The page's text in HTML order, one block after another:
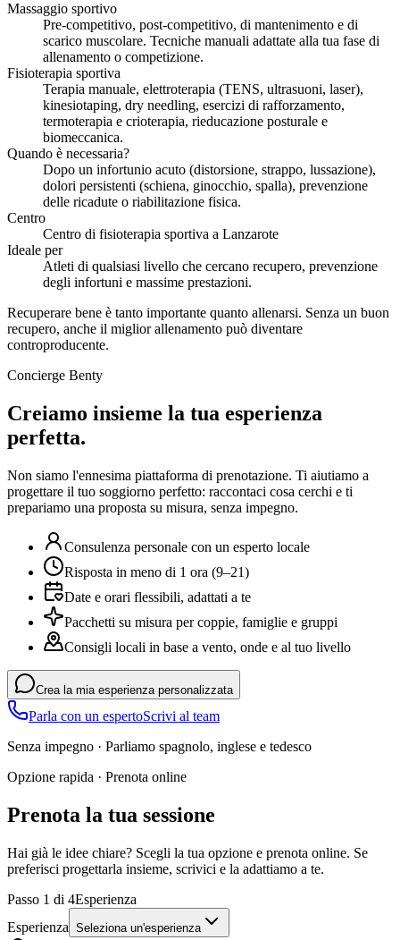
Massaggio sportivo
Pre-competitivo, post-competitivo, di mantenimento e di
scarico muscolare. Tecniche manuali adattate alla tua fase di
allenamento o competizione.
Fisioterapia sportiva
Terapia manuale, elettroterapia (TENS, ultrasuoni, laser),
kinesiotaping, dry needling, esercizi di rafforzamento,
termoterapia e crioterapia, rieducazione posturale e
biomeccanica.
Quando è necessaria?
Dopo un infortunio acuto (distorsione, strappo, lussazione),
dolori persistenti (schiena, ginocchio, spalla), prevenzione
delle ricadute o riabilitazione fisica.
Centro
Centro di fisioterapia sportiva a Lanzarote
Ideale per
Atleti di qualsiasi livello che cercano recupero, prevenzione
degli infortuni e massime prestazioni.
Recuperare bene è tanto importante quanto allenarsi. Senza un buon
recupero, anche il miglior allenamento può diventare
controproducente.
Concierge Benty
Creiamo insieme la tua esperienza
perfetta.
Non siamo l'ennesima piattaforma di prenotazione. Ti aiutiamo a
progettare il tuo soggiorno perfetto: raccontaci cosa cerchi e ti
prepariamo una proposta su misura, senza impegno.
Consulenza personale con un esperto locale
Risposta in meno di 1 ora (9–21)
Date e orari flessibili, adattati a te
Pacchetti su misura per coppie, famiglie e gruppi
Consigli locali in base a vento, onde e al tuo livello
Crea la mia esperienza personalizzata
Parla con un espertoScrivi al team
Senza impegno · Parliamo spagnolo, inglese e tedesco
Opzione rapida · Prenota online
Prenota la tua sessione
Hai già le idee chiare? Scegli la tua opzione e prenota online. Se
preferisci progettarla insieme, scrivici e la adattiamo a te.
Passo 1 di 4Esperienza
Esperienza Seleziona un'esperienza